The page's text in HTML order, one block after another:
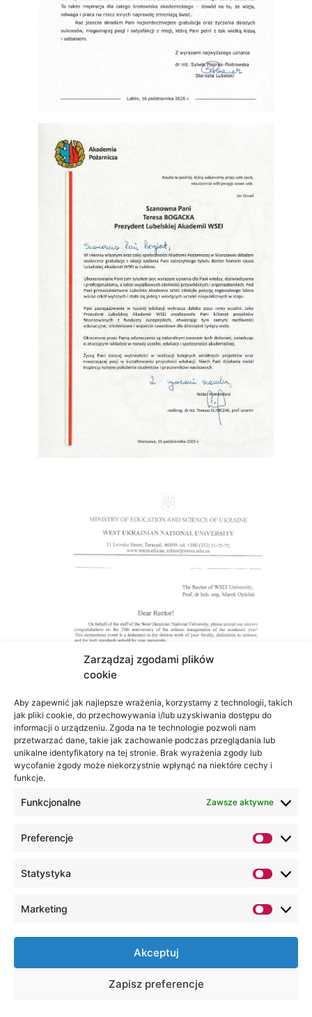
Zarządzaj zgodami plików
cookie
Aby zapewnić jak najlepsze wrażenia, korzystamy z technologii, takich
jak pliki cookie, do przechowywania i/lub uzyskiwania dostępu do
informacji o urządzeniu. Zgoda na te technologie pozwoli nam
przetwarzać dane, takie jak zachowanie podczas przeglądania lub
unikalne identyfikatory na tej stronie. Brak wyrażenia zgody lub
wycofanie zgody może niekorzystnie wpłynąć na niektóre cechy i
funkcje.
Funkcjonalne Zawsze aktywne
Preferencje
Statystyka
Marketing
Akceptuj
Zapisz preferencje